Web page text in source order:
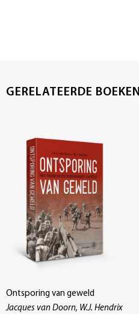
GERELATEERDE BOEKEN
Ontsporing van geweld
Jacques van Doorn, W.J. Hendrix